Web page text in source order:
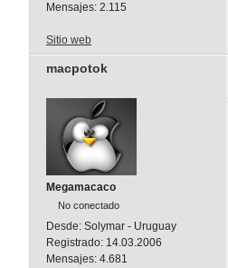
Mensajes: 2.115
Sitio web
macpotok
Megamacaco
No conectado
Desde: Solymar - Uruguay
Registrado: 14.03.2006
Mensajes: 4.681